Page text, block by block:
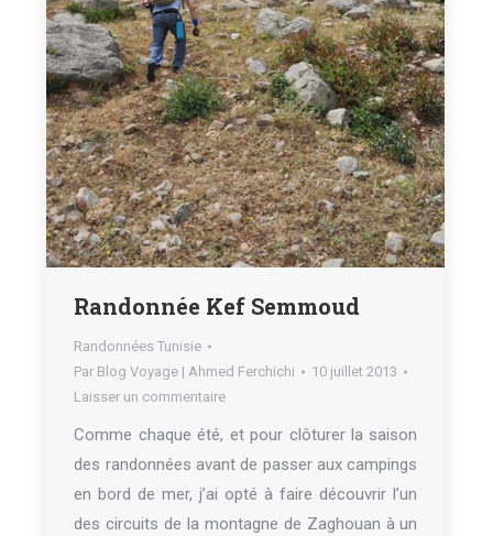
Randonnée Kef Semmoud
Randonnées Tunisie
Par Blog Voyage | Ahmed Ferchichi
10 juillet 2013
Laisser un commentaire
Comme chaque été, et pour clôturer la saison
des randonnées avant de passer aux campings
en bord de mer, j’ai opté à faire découvrir l’un
des circuits de la montagne de Zaghouan à un